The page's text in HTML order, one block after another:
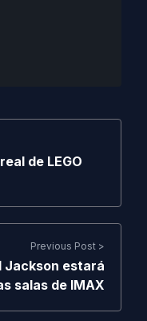
de LEGO
Previous Post >
Jackson estará
salas de IMAX